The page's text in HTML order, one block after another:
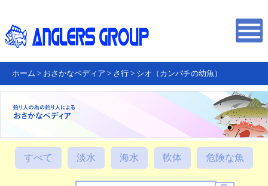
ホーム > おさかなペディア > さ行 > シオ（カンパチの幼魚）
すべて 淡水 海水 軟体 危険な魚